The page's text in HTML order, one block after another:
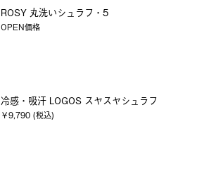
ROSY 丸洗いシュラフ・5
OPEN価格
冷感・吸汗 LOGOS スヤスヤシュラフ
￥9,790 (税込)